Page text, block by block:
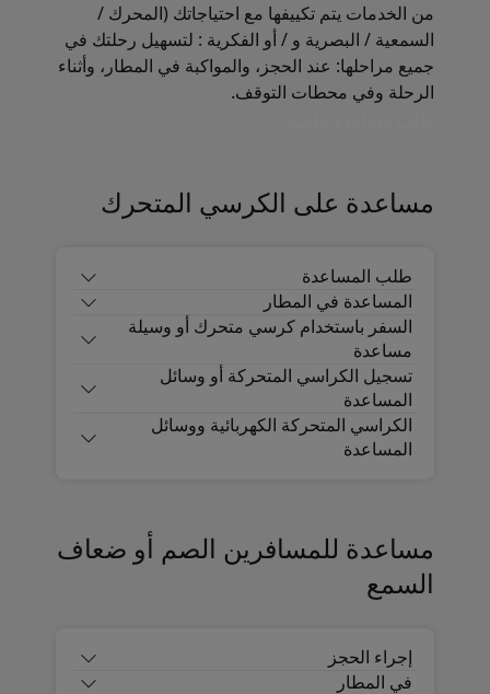
من الخدمات يتم تكييفها مع احتياجاتك (المحرك /
السمعية / البصرية و / أو الفكرية : لتسهيل رحلتك في
جميع مراحلها: عند الحجز، والمواكبة في المطار، وأثناء
الرحلة وفي محطات التوقف.
مساعدة على الكرسي المتحرك
طلب المساعدة
المساعدة في المطار
السفر باستخدام كرسي متحرك أو وسيلة
مساعدة
تسجيل الكراسي المتحركة أو وسائل
المساعدة
الكراسي المتحركة الكهربائية ووسائل
المساعدة
مساعدة للمسافرين الصم أو ضعاف
السمع
إجراء الحجز
في المطار